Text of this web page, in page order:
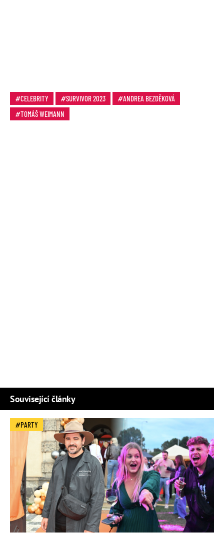
CELEBRITY SURVIVOR 2023
ANDREA BEZDĚKOVÁ
TOMÁŠ WEIMANN
Související články
PARTY